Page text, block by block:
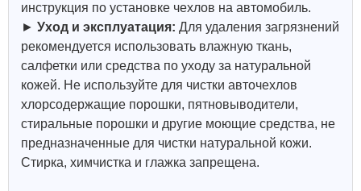
инструкция по установке чехлов на автомобиль.
► Уход и эксплуатация: Для удаления загрязнений
рекомендуется использовать влажную ткань,
салфетки или средства по уходу за натуральной
кожей. Не используйте для чистки авточехлов
хлорсодержащие порошки, пятновыводители,
стиральные порошки и другие моющие средства, не
предназначенные для чистки натуральной кожи.
Стирка, химчистка и глажка запрещена.